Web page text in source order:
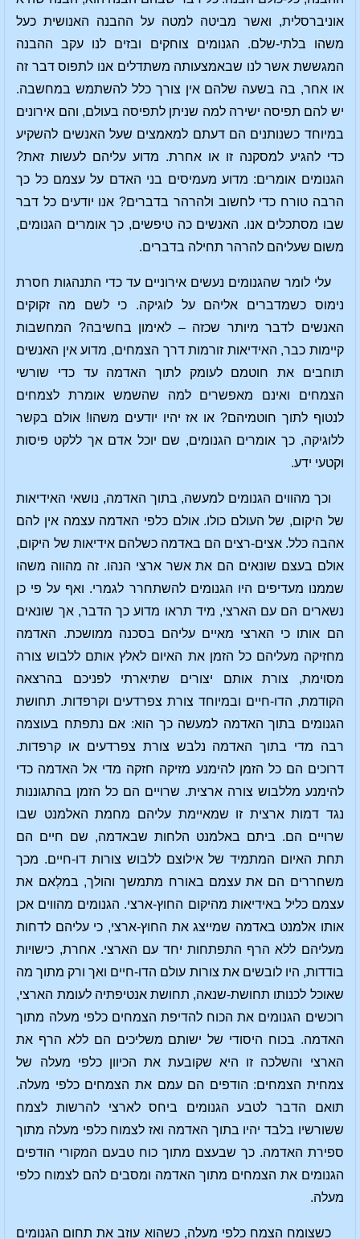
אוניברסלית, ואשר מביטה למטה על ההבנה האנושית כעל
משהו בלתי-שלם. הגנומים צוחקים ובזים לנו עקב ההבנה
המגששת אשר לנו שבאמצעותה משתדלים אנו לתפוס דבר זה
או אחר, בה בשעה שלהם אין צורך כלל להשתמש במחשבה.
יש להם תפיסה ישירה למה שניתן לתפיסה בעולם, והם אירונים
במיוחד כשנותנים הם דעתם למאמצים שעל האנשים להשקיע
כדי להגיע למסקנה זו או אחרת. מדוע עליהם לעשות זאת?
הגנומים אומרים: מדוע מעמיסים בני האדם על עצמם כל כך
הרבה טורח כדי לחשוב ולהרהר בדברים? אנו יודעים כל דבר
שבו מסתכלים אנו. האנשים כה טיפשים, כך אומרים הגנומים,
משום שעליהם להרהר תחילה בדברים.
עלי לומר שהגנומים נעשים אירוניים עד כדי התנהגות חסרת
נימוס כשמדברים אליהם על לוגיקה. כי לשם מה זקוקים
האנשים לדבר מיותר שכזה – לאימון בחשיבה? המחשבות
קיימות כבר, האידיאות זורמות דרך הצמחים, מדוע אין האנשים
תוחבים את חוטמם לעומק לתוך האדמה עד כדי שורשי
הצמחים ואינם מאפשרים למה שהשמש אומרת לצמחים
לנטוף לתוך חוטמיהם? או אז יהיו יודעים משהו! אולם בקשר
ללוגיקה, כך אומרים הגנומים, שם יוכל אדם אך ללקט פיסות
וקטעי ידע.
וכך מהווים הגנומים למעשה, בתוך האדמה, נושאי האידיאות
של היקום, של העולם כולו. אולם כלפי האדמה עצמה אין להם
אהבה כלל. אצים-רצים הם באדמה כשלהם אידיאות של היקום,
אולם בעצם שונאים הם את אשר ארצי הנהו. זה מהווה משהו
שממנו מעדיפים היו הגנומים להשתחרר לגמרי. ואף על פי כן
נשארים הם עם הארצי, מיד תראו מדוע כך הדבר, אך שונאים
הם אותו כי הארצי מאיים עליהם בסכנה ממושכת. האדמה
מחזיקה מעליהם כל הזמן את האיום לאלץ אותם ללבוש צורה
מסוימת, צורת אותם יצורים שתיארתי לפניכם בהרצאה
הקודמת, הדו-חיים ובמיוחד צורת צפרדעים וקרפדות. תחושת
הגנומים בתוך האדמה למעשה כך הוא: אם נתפתח בעוצמה
רבה מדי בתוך האדמה נלבש צורת צפרדעים או קרפדות.
דרוכים הם כל הזמן להימנע מזיקה חזקה מדי אל האדמה כדי
להימנע מללבוש צורה ארצית. שרויים הם כל הזמן בהתגוננות
נגד דמות ארצית זו שמאיימת עליהם מחמת האלמנט שבו
שרויים הם. ביתם באלמנט הלחות שבאדמה, שם חיים הם
תחת האיום המתמיד של אילוצם ללבוש צורות דו-חיים. מכך
משחררים הם את עצמם באורח מתמשך והולך, במלְאם את
עצמם כליל באידיאות מהיקום החוץ-ארצי. הגנומים מהווים אכן
אותו אלמנט באדמה שמייצג את החוץ-ארצי, כי עליהם לדחות
מעליהם ללא הרף התפתחות יחד עם הארצי. אחרת, כישויות
בודדות, היו לובשים את צורות עולם הדו-חיים ואך ורק מתוך מה
שאוכל לכנותו תחושת-שנאה, תחושת אנטיפתיה לעומת הארצי,
רוכשים הגנומים את הכוח להדיפת הצמחים כלפי מעלה מתוך
האדמה. בכוח היסודי של ישותם משליכים הם ללא הרף את
הארצי והשלכה זו היא שקובעת את הכיוון כלפי מעלה של
צמחית הצמחים: הודפים הם עמם את הצמחים כלפי מעלה.
תואם הדבר לטבע הגנומים ביחס לארצי להרשות לצמח
ששורשיו בלבד יהיו בתוך האדמה ואז לצמוח כלפי מעלה מתוך
ספירת האדמה. כך שבעצם מתוך כוח טבעם המקורי הודפים
הגנומים את הצמחים מתוך האדמה ומסבים להם לצמוח כלפי
מעלה.
כשצומח הצמח כלפי מעלה, כשהוא עוזב את תחום הגנומים